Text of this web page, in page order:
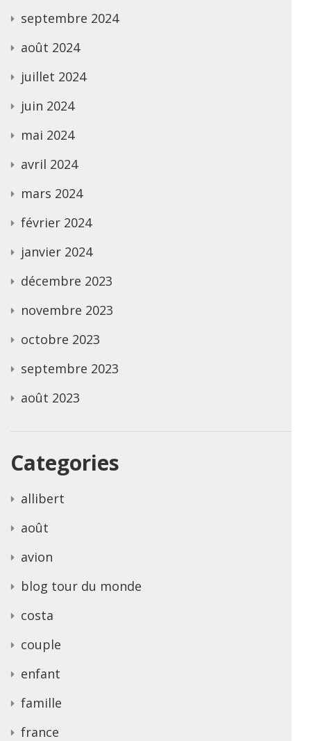
septembre 2024
août 2024
juillet 2024
juin 2024
mai 2024
avril 2024
mars 2024
février 2024
janvier 2024
décembre 2023
novembre 2023
octobre 2023
septembre 2023
août 2023
Categories
allibert
août
avion
blog tour du monde
costa
couple
enfant
famille
france